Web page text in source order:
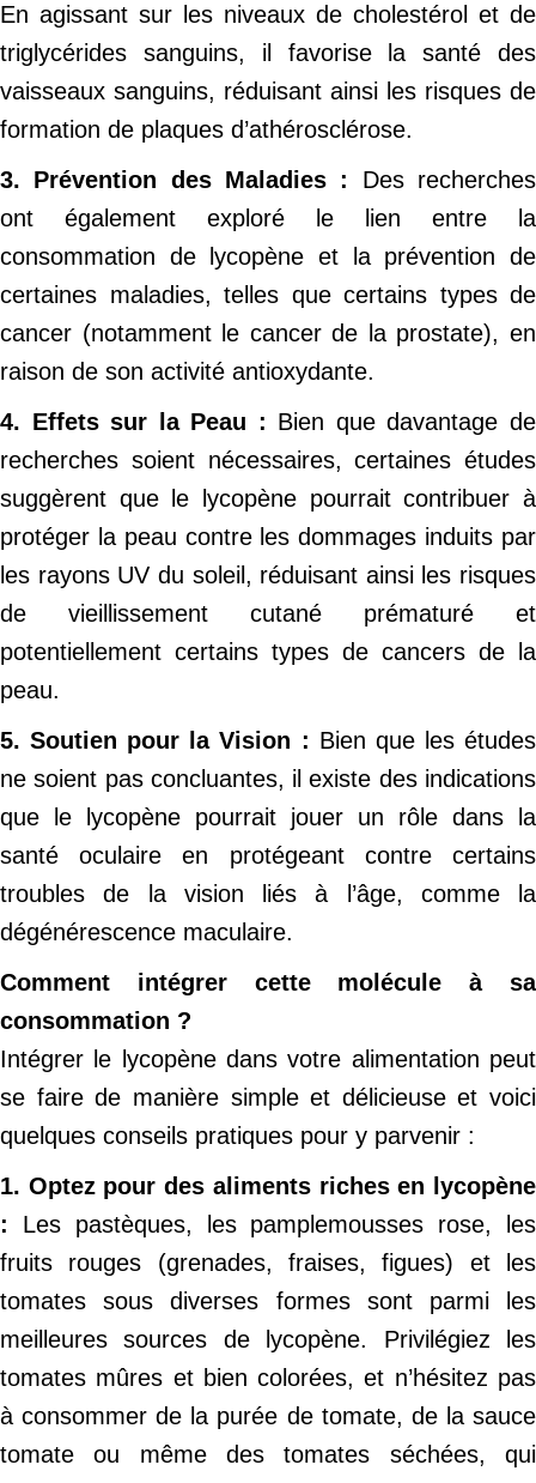
En agissant sur les niveaux de cholestérol et de
triglycérides sanguins, il favorise la santé des
vaisseaux sanguins, réduisant ainsi les risques de
formation de plaques d’athérosclérose.
3. Prévention des Maladies : Des recherches
ont également exploré le lien entre la
consommation de lycopène et la prévention de
certaines maladies, telles que certains types de
cancer (notamment le cancer de la prostate), en
raison de son activité antioxydante.
4. Effets sur la Peau : Bien que davantage de
recherches soient nécessaires, certaines études
suggèrent que le lycopène pourrait contribuer à
protéger la peau contre les dommages induits par
les rayons UV du soleil, réduisant ainsi les risques
de vieillissement cutané prématuré et
potentiellement certains types de cancers de la
peau.
5. Soutien pour la Vision : Bien que les études
ne soient pas concluantes, il existe des indications
que le lycopène pourrait jouer un rôle dans la
santé oculaire en protégeant contre certains
troubles de la vision liés à l’âge, comme la
dégénérescence maculaire.
Comment intégrer cette molécule à sa
consommation ?
Intégrer le lycopène dans votre alimentation peut
se faire de manière simple et délicieuse et voici
quelques conseils pratiques pour y parvenir :
1. Optez pour des aliments riches en lycopène
: Les pastèques, les pamplemousses rose, les
fruits rouges (grenades, fraises, figues) et les
tomates sous diverses formes sont parmi les
meilleures sources de lycopène. Privilégiez les
tomates mûres et bien colorées, et n’hésitez pas
à consommer de la purée de tomate, de la sauce
tomate ou même des tomates séchées, qui